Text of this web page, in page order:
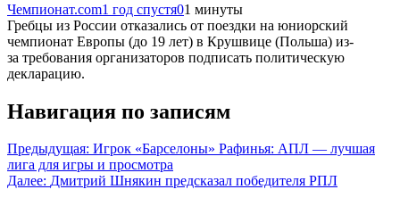
Чемпионат.com1 год спустя01 минуты
Гребцы из России отказались от поездки на юниорский
чемпионат Европы (до 19 лет) в Крушвице (Польша) из-
за требования организаторов подписать политическую
декларацию.
Навигация по записям
Предыдущая: Игрок «Барселоны» Рафинья: АПЛ — лучшая
лига для игры и просмотра
Далее: Дмитрий Шнякин предсказал победителя РПЛ